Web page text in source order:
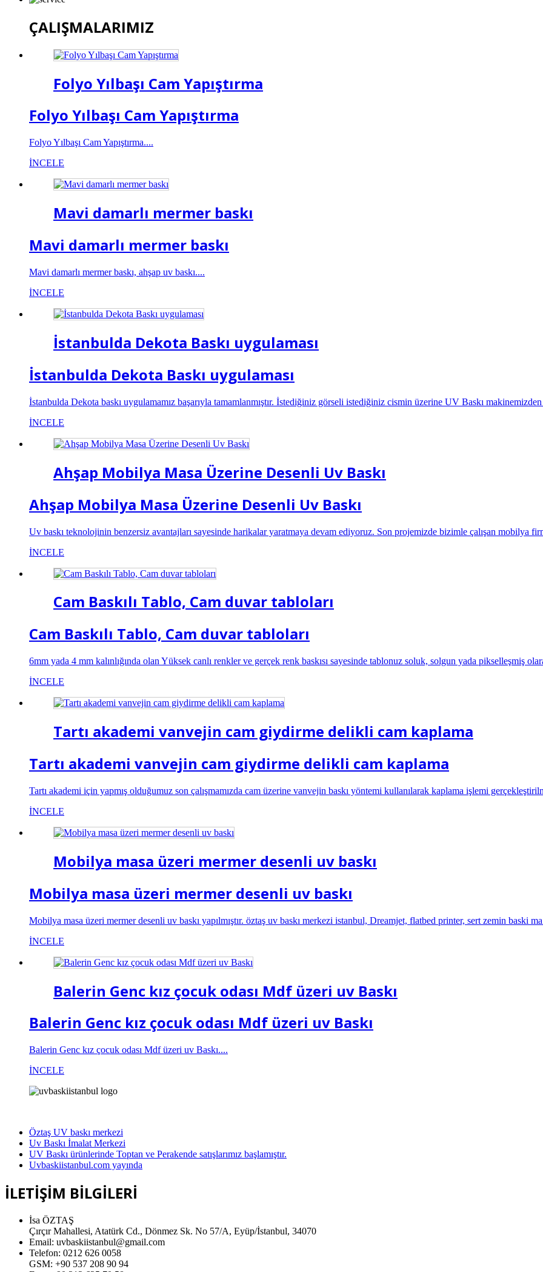
ÇALIŞMALARIMIZ
Folyo Yılbaşı Cam Yapıştırma
Folyo Yılbaşı Cam Yapıştırma
Folyo Yılbaşı Cam Yapıştırma....
İNCELE
Mavi damarlı mermer baskı
Mavi damarlı mermer baskı
Mavi damarlı mermer baskı, ahşap uv baskı....
İNCELE
İstanbulda Dekota Baskı uygulaması
İstanbulda Dekota Baskı uygulaması
İstanbulda Dekota baskı uygulamamız başarıyla tamamlanmıştır. İstediğiniz görseli istediğiniz cismin üzerine UV Baskı
İNCELE
Ahşap Mobilya Masa Üzerine Desenli Uv Baskı
Ahşap Mobilya Masa Üzerine Desenli Uv Baskı
Uv baskı teknolojinin benzersiz avantajları sayesinde harikalar yaratmaya devam ediyoruz. Son projemizde bizimle çalışan mobilya
İNCELE
Cam Baskılı Tablo, Cam duvar tabloları
Cam Baskılı Tablo, Cam duvar tabloları
6mm yada 4 mm kalınlığında olan Yüksek canlı renkler ve gerçek renk baskısı sayesinde tablonuz soluk, solgun yada pikselleşmiş
İNCELE
Tartı akademi vanvejin cam giydirme delikli cam kaplama
Tartı akademi vanvejin cam giydirme delikli cam kaplama
Tartı akademi için yapmış olduğumuz son çalışmamızda cam üzerine vanvejin baskı yöntemi kullanılarak kaplama işlemi
İNCELE
Mobilya masa üzeri mermer desenli uv baskı
Mobilya masa üzeri mermer desenli uv baskı
Mobilya masa üzeri mermer desenli uv baskı yapılmıştır. öztaş uv baskı merkezi istanbul, Dreamjet, flatbed printer, sert zemin baski
İNCELE
Balerin Genc kız çocuk odası Mdf üzeri uv Baskı
Balerin Genc kız çocuk odası Mdf üzeri uv Baskı
Balerin Genc kız çocuk odası Mdf üzeri uv Baskı....
İNCELE
Öztaş UV baskı merkezi
Uv Baskı İmalat Merkezi
UV Baskı ürünlerinde Toptan ve Perakende satışlarımız başlamıştır.
Uvbaskiistanbul.com yayında
İLETİŞİM BİLGİLERİ
İsa ÖZTAŞ
Çırçır Mahallesi, Atatürk Cd., Dönmez Sk. No 57/A, Eyüp/İstanbul, 34070
Email: uvbaskiistanbul@gmail.com
Telefon: 0212 626 0058
GSM: +90 537 208 90 94